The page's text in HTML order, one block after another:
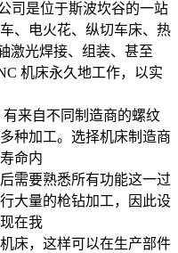
司是位于斯波坎谷的一站
、电火花、纵切车床、热
激光焊接、组装、甚至
机床永久地工作，以实
来自不同制造商的螺纹
种加工。选择机床制造商
命内
需要熟悉所有功能这一过
大量的枪钻加工，因此设
在我
床，这样可以在生产部件